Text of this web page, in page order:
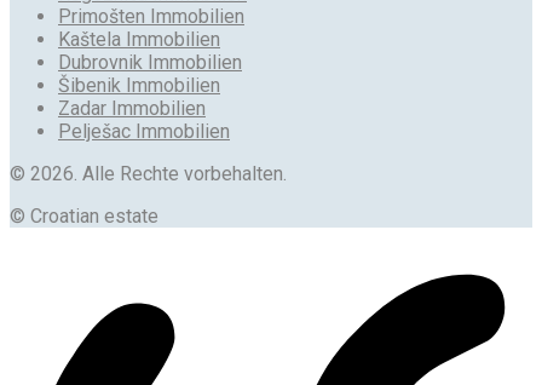
Primošten Immobilien
Kaštela Immobilien
Dubrovnik Immobilien
Šibenik Immobilien
Zadar Immobilien
Pelješac Immobilien
© 2026. Alle Rechte vorbehalten.
© Croatian estate